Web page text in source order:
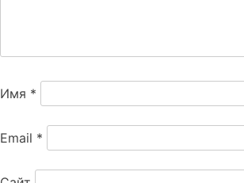
Имя *
Email *